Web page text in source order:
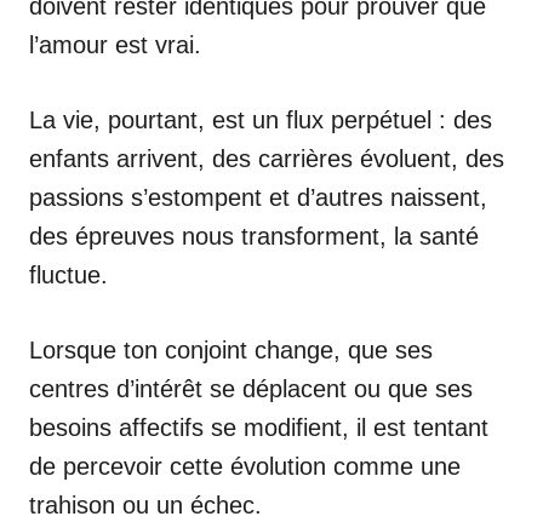
doivent rester identiques pour prouver que
l’amour est vrai.
La vie, pourtant, est un flux perpétuel : des
enfants arrivent, des carrières évoluent, des
passions s’estompent et d’autres naissent,
des épreuves nous transforment, la santé
fluctue.
Lorsque ton conjoint change, que ses
centres d’intérêt se déplacent ou que ses
besoins affectifs se modifient, il est tentant
de percevoir cette évolution comme une
trahison ou un échec.